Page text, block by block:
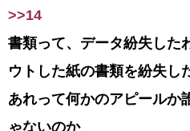
>>14
書類って、データ紛失した
ウトした紙の書類を紛失し
あれって何かのアピールか
ゃないのか